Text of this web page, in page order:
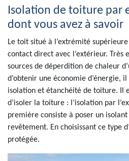
Isolation de toiture par
dont vous avez à savoir
Le toit situé à l’extrémité
contact direct avec l’extérieur. Très
sources de déperdition de chaleur
d’obtenir une économie d’énergie,
isolation et étanchéité de toiture. Il
d’isoler la toiture : l’isolation par
première consiste à poser un
revêtement. En choisissant ce type
protégée.